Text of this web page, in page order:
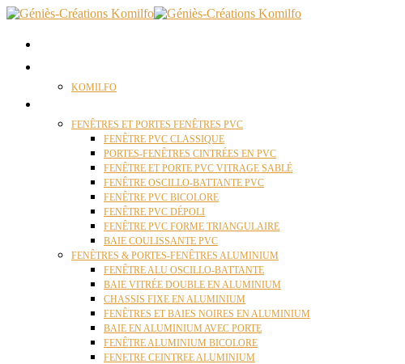
KOMILFO
FENÊTRES ET PORTES FENÊTRES PVC
FENÊTRE PVC CLASSIQUE
PORTES-FENÊTRES CINTRÉES EN PVC
FENÊTRE ET PORTE PVC VITRAGE SABLÉ
FENÊTRE OSCILLO-BATTANTE PVC
FENÊTRE PVC BICOLORE
FENÊTRE PVC DÉPOLI
FENÊTRE PVC FORME TRIANGULAIRE
BAIE COULISSANTE PVC
FENÊTRES & PORTES-FENÊTRES ALUMINIUM
FENÊTRE ALU OSCILLO-BATTANTE
BAIE VITRÉE DOUBLE EN ALUMINIUM
CHASSIS FIXE EN ALUMINIUM
FENÊTRES ET BAIES NOIRES EN ALUMINIUM
BAIE EN ALUMINIUM AVEC PORTE
FENÊTRE ALUMINIUM BICOLORE
FENETRE CEINTREE ALUMINIUM